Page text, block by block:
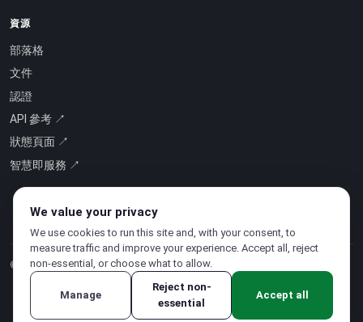
資源
部落格
文件
認證
API 參考 ↗
狀態頁面 ↗
智慧即服務 ↗
© 2026 CloudSigma Holding AG.版權所有.
隱私權政策·服務條款
We value your privacy
We use cookies to run this site and, with your consent, to
measure traffic and improve your experience. Accept all, reject
non-essential, or choose what to allow.
Manage
Reject non-
essential
Accept all